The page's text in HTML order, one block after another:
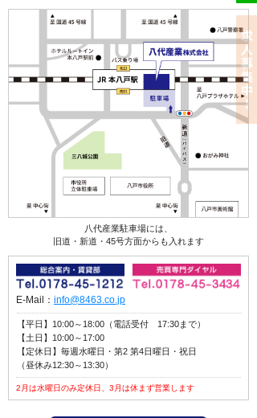
八代産業駐車場には、
旧道・新道・45号方面からも入れます
E-Mail： info@8463.co.jp
【平日】10:00～18:00（電話受付 17:30まで）
【土日】10:00～17:00
【定休日】毎週水曜日・第2 第4日曜日・祝日
（昼休み12:30～13:30）
2月は水曜日のみ定休日、3月は休まず営業します